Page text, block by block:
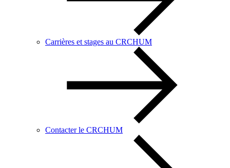
Carrières et stages au CRCHUM
Contacter le CRCHUM